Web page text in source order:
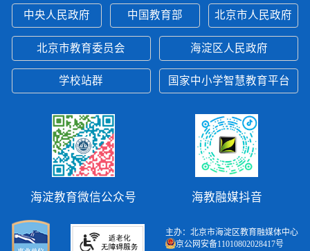
中央人民政府 中国教育部 北京市人民政府
北京市教育委员会 海淀区人民政府
学校站群 国家中小学智慧教育平台
海淀教育微信公众号 海教融媒抖音
主办：北京市海淀区教育融媒体中心
京公网安备11010802028417号